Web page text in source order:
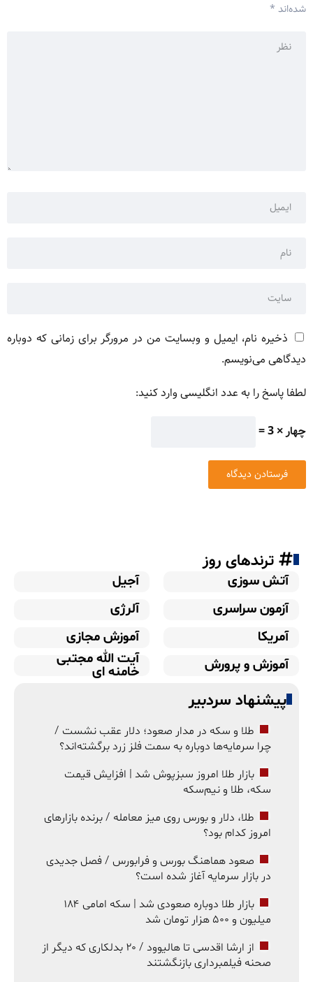
شده‌اند *
ذخیره نام، ایمیل و وبسایت من در مرورگر برای زمانی که دوباره
دیدگاهی می‌نویسم.
لطفا پاسخ را به عدد انگلیسی وارد کنید:
چهار × 3 =
ترندهای روز
آتش سوزی
آجیل
آزمون سراسری
آلرژی
آمریکا
آموزش مجازی
آموزش و پرورش
آیت الله مجتبی
خامنه ای
پیشنهاد سردبیر
طلا و سکه در مدار صعود؛ دلار عقب نشست /
چرا سرمایه‌ها دوباره به سمت فلز زرد برگشته‌اند؟
بازار طلا امروز سبزپوش شد | افزایش قیمت
سکه، طلا و نیم‌سکه
طلا، دلار و بورس روی میز معامله / برنده بازارهای
امروز کدام بود؟
صعود هماهنگ بورس و فرابورس / فصل جدیدی
در بازار سرمایه آغاز شده است؟
بازار طلا دوباره صعودی شد | سکه امامی ۱۸۴
میلیون و ۵۰۰ هزار تومان شد
از ارشا اقدسی تا هالیوود / ۲۰ بدلکاری که دیگر از
صحنه فیلمبرداری بازنگشتند